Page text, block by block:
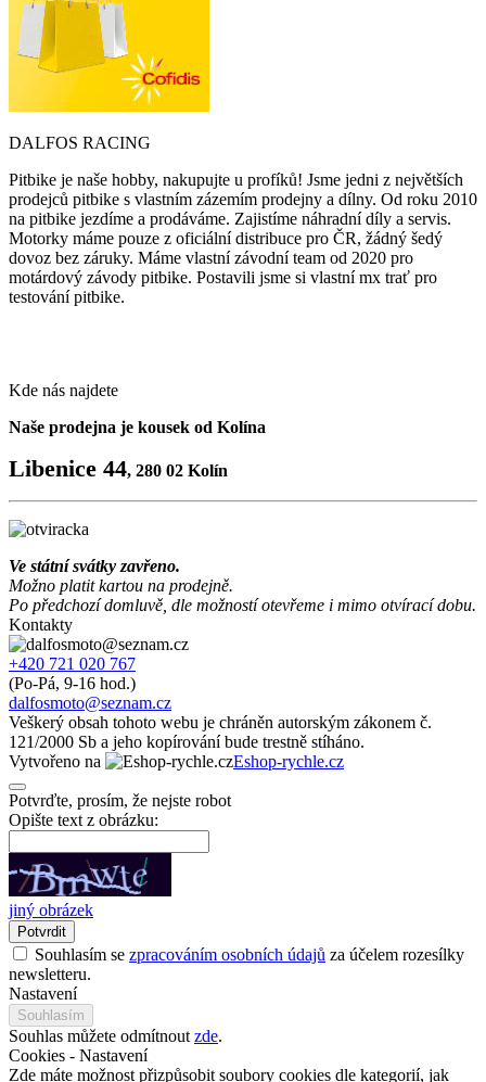
DALFOS RACING
Pitbike je naše hobby, nakupujte u profíků! Jsme jedni z největších
prodejců pitbike s vlastním zázemím prodejny a dílny. Od roku 2010
na pitbike jezdíme a prodáváme. Zajistíme náhradní díly a servis.
Motorky máme pouze z oficiální distribuce pro ČR, žádný šedý
dovoz bez záruky. Máme vlastní závodní team od 2020 pro
motárdový závody pitbike. Postavili jsme si vlastní mx trať pro
testování pitbike.
Kde nás najdete
Naše prodejna je kousek od Kolína
Libenice 44, 280 02 Kolín
Ve státní svátky zavřeno.
Možno platit kartou na prodejně.
Po předchozí domluvě, dle možností otevřeme i mimo otvírací dobu.
Kontakty
+420 721 020 767
(Po-Pá, 9-16 hod.)
dalfosmoto@seznam.cz
Veškerý obsah tohoto webu je chráněn autorským zákonem č.
121/2000 Sb a jeho kopírování bude trestně stíháno.
Vytvořeno na
Eshop-rychle.cz
Potvrďte, prosím, že nejste robot
Opište text z obrázku:
jiný obrázek
Potvrdit
Souhlasím se zpracováním osobních údajů za účelem rozesílky
newsletteru.
Nastavení
Souhlasím
Souhlas můžete odmítnoutzde.
Cookies - Nastavení
Zde máte možnost přizpůsobit soubory cookies dle kategorií, jak